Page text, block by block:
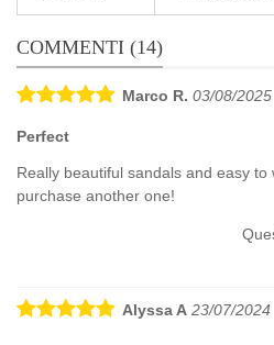
COMMENTI (14)
Marco R. 03/08/2025
Perfect
Really beautiful sandals and easy to
purchase another one!
Alyssa A 23/07/2024